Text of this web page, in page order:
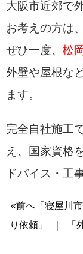
大阪市近郊で
お考えの方は、
ぜひ一度、 松
外壁や屋根な
ます。
完全自社施工
え、国家資格
ドバイス・工
«前へ「寝屋川
り依頼」
「